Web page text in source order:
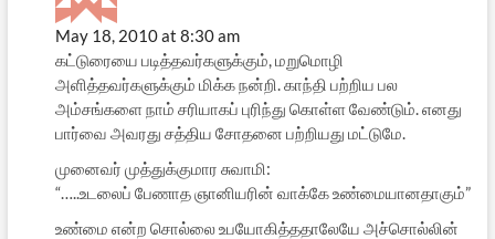
May 18, 2010 at 8:30 am
கட்டுரையை படித்தவர்களுக்கும், மறுமொழி
அளித்தவர்களுக்கும் மிக்க நன்றி. காந்தி பற்றிய பல
அம்சங்களை நாம் சரியாகப் புரிந்து கொள்ள வேண்டும். எனது
பார்வை அவரது சத்திய சோதனை பற்றியது மட்டுமே.
முனைவர் முத்துக்குமார சுவாமி:
“…..உடலைப் பேணாத ஞானியரின் வாக்கே உண்மையானதாகும்”
உண்மை என்ற சொல்லை உபயோகித்ததாலேயே அச்சொல்லின்